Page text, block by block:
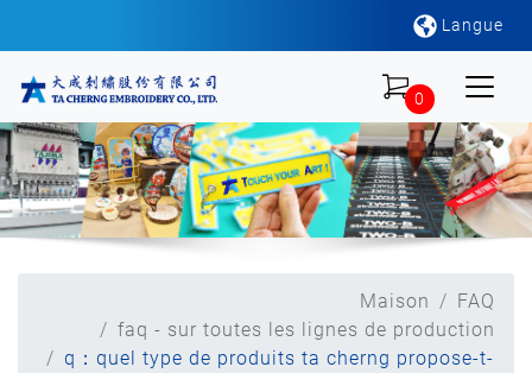
Langue
0
Maison
FAQ
faq - sur toutes les lignes de production
q：quel type de produits ta cherng propose-t-